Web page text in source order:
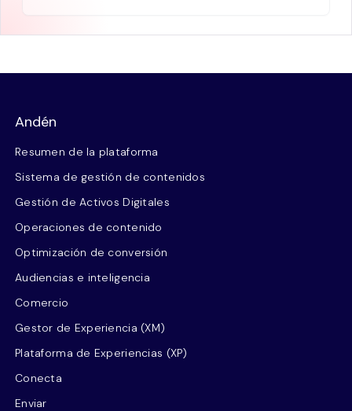
Andén
Resumen de la plataforma
Sistema de gestión de contenidos
Gestión de Activos Digitales
Operaciones de contenido
Optimización de conversión
Audiencias e inteligencia
Comercio
Gestor de Experiencia (XM)
Plataforma de Experiencias (XP)
Conecta
Enviar